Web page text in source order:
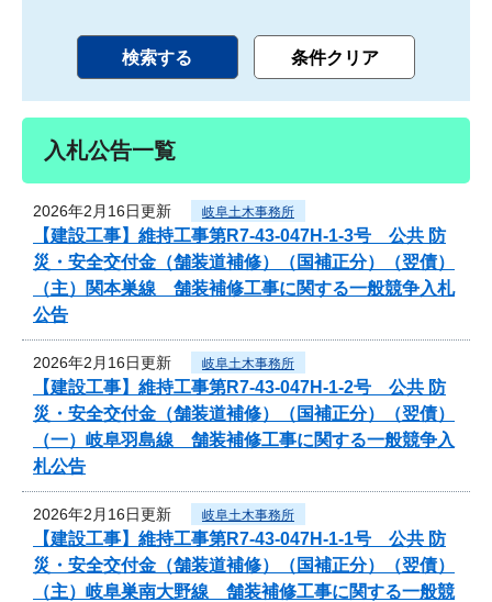
入札公告一覧
2026年2月16日更新 岐阜土木事務所
【建設工事】維持工事第R7-43-047H-1-3号 公共 防
災・安全交付金（舗装道補修）（国補正分）（翌債）
（主）関本巣線 舗装補修工事に関する一般競争入札
公告
2026年2月16日更新 岐阜土木事務所
【建設工事】維持工事第R7-43-047H-1-2号 公共 防
災・安全交付金（舗装道補修）（国補正分）（翌債）
（一）岐阜羽島線 舗装補修工事に関する一般競争入
札公告
2026年2月16日更新 岐阜土木事務所
【建設工事】維持工事第R7-43-047H-1-1号 公共 防
災・安全交付金（舗装道補修）（国補正分）（翌債）
（主）岐阜巣南大野線 舗装補修工事に関する一般競